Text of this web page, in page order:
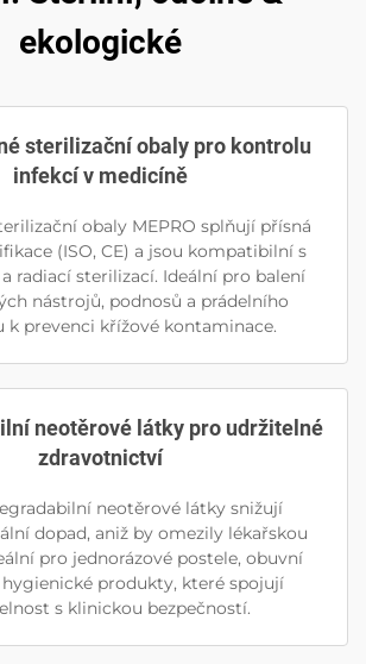
ekologické
sterilizační obaly pro kontrolu
infekcí v medicíně
obaly MEPRO splňují přísná
(ISO, CE) a jsou kompatibilní s
radiací sterilizací. Ideální pro balení
nástrojů, podnosů a prádelního
k prevenci křížové kontaminace.
neotěrové látky pro udržitelné
zdravotnictví
neotěrové látky snižují
dopad, aniž by omezily lékařskou
pro jednorázové postele, obuvní
produkty, které spojují
s klinickou bezpečností.